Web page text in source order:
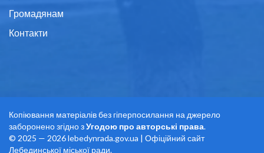
Громадянам
Контакти
Копіювання матеріалів без гіперпосилання на джерело
заборонено згідно зУгодою про авторські права.
© 2025 — 2026 lebedynrada.gov.ua | Офіційний сайт
Лебединської міської ради.